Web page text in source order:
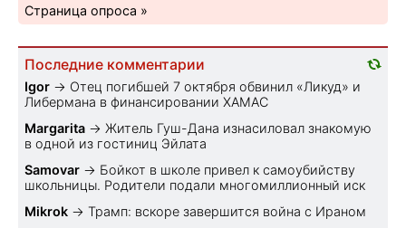
Страница опроса »
Последние комментарии
Igor → Отец погибшей 7 октября обвинил «Ликуд» и
Либермана в финансировании ХАМАС
Margarita → Житель Гуш-Дана изнасиловал знакомую
в одной из гостиниц Эйлата
Samovar → Бойкот в школе привел к самоубийству
школьницы. Родители подали многомиллионный иск
Mikrok → Трамп: вскоре завершится война с Ираном